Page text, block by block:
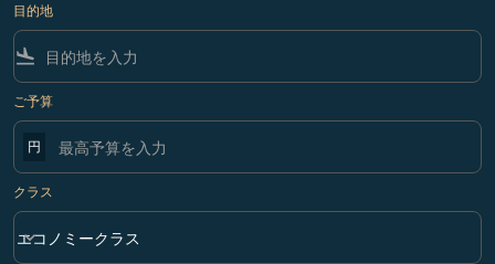
目的地
flight_land
ご予算
円
クラス
クラス option エコノミークラス Selected
エコノミークラス
keyboard_arrow_down